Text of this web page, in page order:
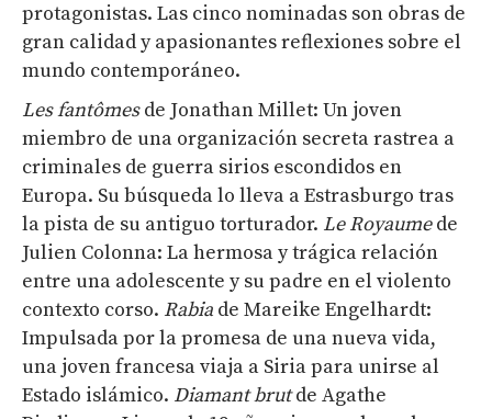
protagonistas. Las cinco nominadas son obras de
gran calidad y apasionantes reflexiones sobre el
mundo contemporáneo.
Lesfantômesde Jonathan Millet: Un joven
miembro de una organización secreta rastrea a
criminales de guerra sirios escondidos en
Europa. Su búsqueda lo lleva a Estrasburgo tras
la pista de su antiguo torturador. LeRoyaume de
Julien Colonna: La hermosa y trágica relación
entre una adolescente y su padre en el violento
contexto corso. Rabia de Mareike Engelhardt:
Impulsada por la promesa de una nueva vida,
una joven francesa viaja a Siria para unirse al
Estado islámico. Diamantbrutde Agathe